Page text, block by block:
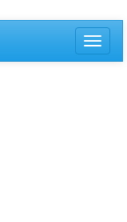
Toggle